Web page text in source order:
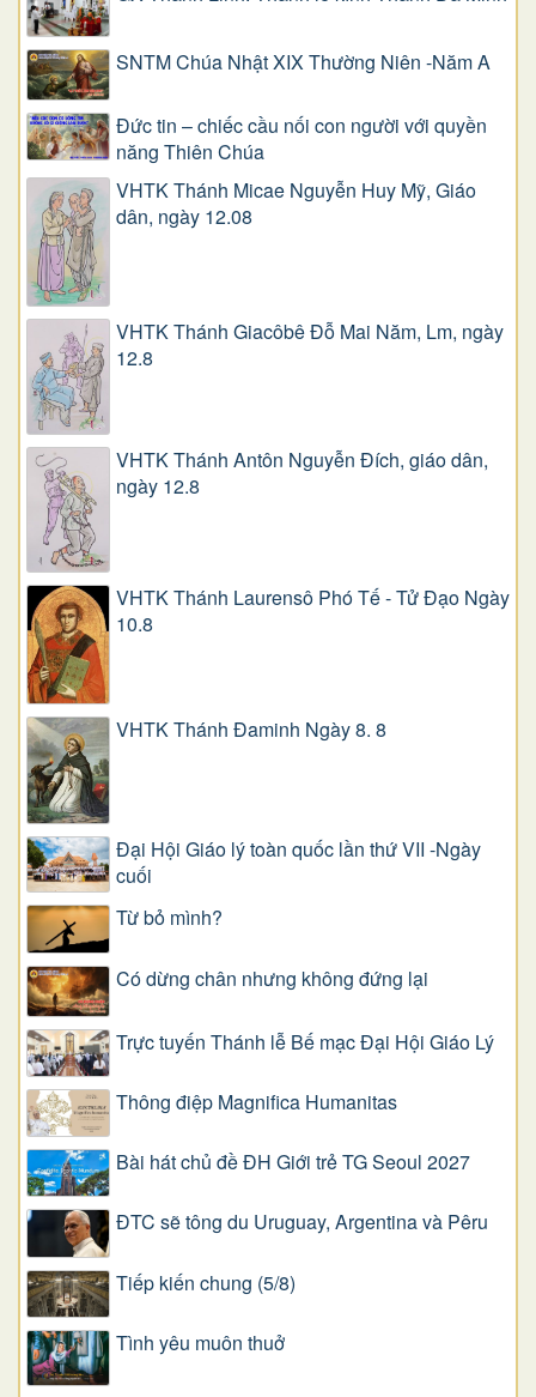
SNTM Chúa Nhật XIX Thường Niên -Năm A
Đức tin – chiếc cầu nối con người với quyền
năng Thiên Chúa
VHTK Thánh Micae Nguyễn Huy Mỹ, Giáo
dân, ngày 12.08
VHTK Thánh Giacôbê Ðỗ Mai Năm, Lm, ngày
12.8
VHTK Thánh Antôn Nguyễn Ðích, giáo dân,
ngày 12.8
VHTK Thánh Laurensô Phó Tế - Tử Đạo Ngày
10.8
VHTK Thánh Đaminh Ngày 8. 8
Đại Hội Giáo lý toàn quốc lần thứ VII -Ngày
cuối
Từ bỏ mình?
Có dừng chân nhưng không đứng lại
Trực tuyến Thánh lễ Bế mạc Đại Hội Giáo Lý
Thông điệp Magnifica Humanitas
Bài hát chủ đề ĐH Giới trẻ TG Seoul 2027
ĐTC sẽ tông du Uruguay, Argentina và Pêru
Tiếp kiến chung (5/8)
Tình yêu muôn thuở